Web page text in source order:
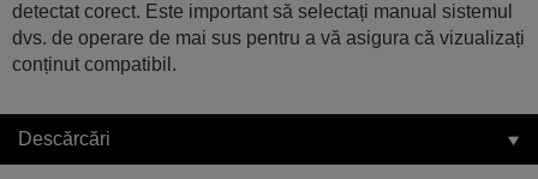
detectat corect. Este important să selectați manual sistemul
dvs. de operare de mai sus pentru a vă asigura că vizualizați
conținut compatibil.
Descărcări